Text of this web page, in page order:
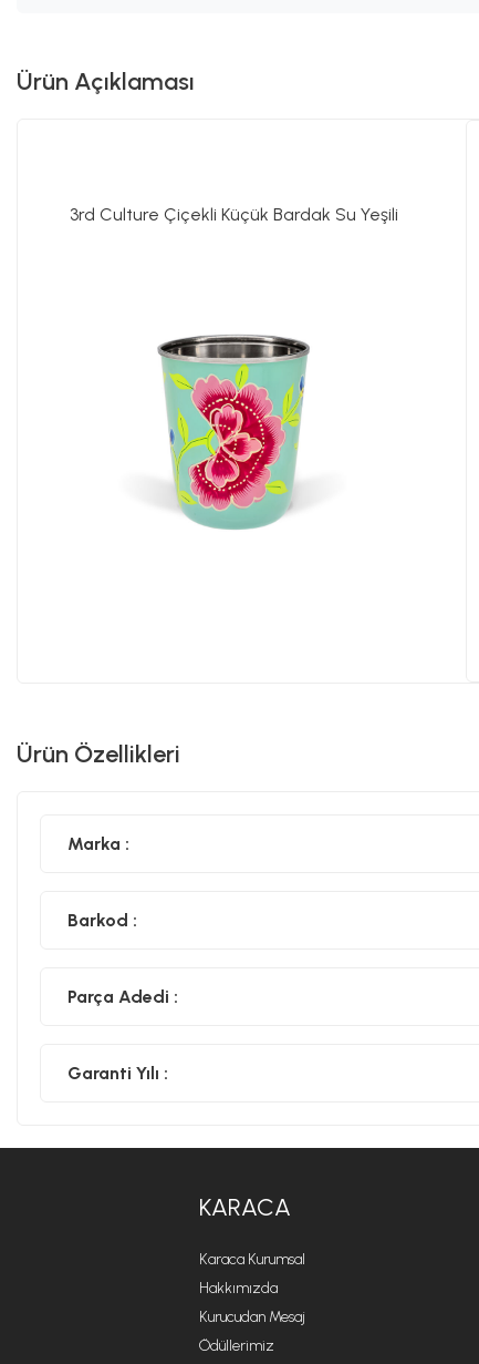
Ürün Açıklaması
3rd Culture Çiçekli Küçük Bardak Su Yeşili
Ürün Özellikleri
Marka :
Barkod :
Parça Adedi :
Garanti Yılı :
KARACA
Karaca Kurumsal
Hakkımızda
Kurucudan Mesaj
Ödüllerimiz